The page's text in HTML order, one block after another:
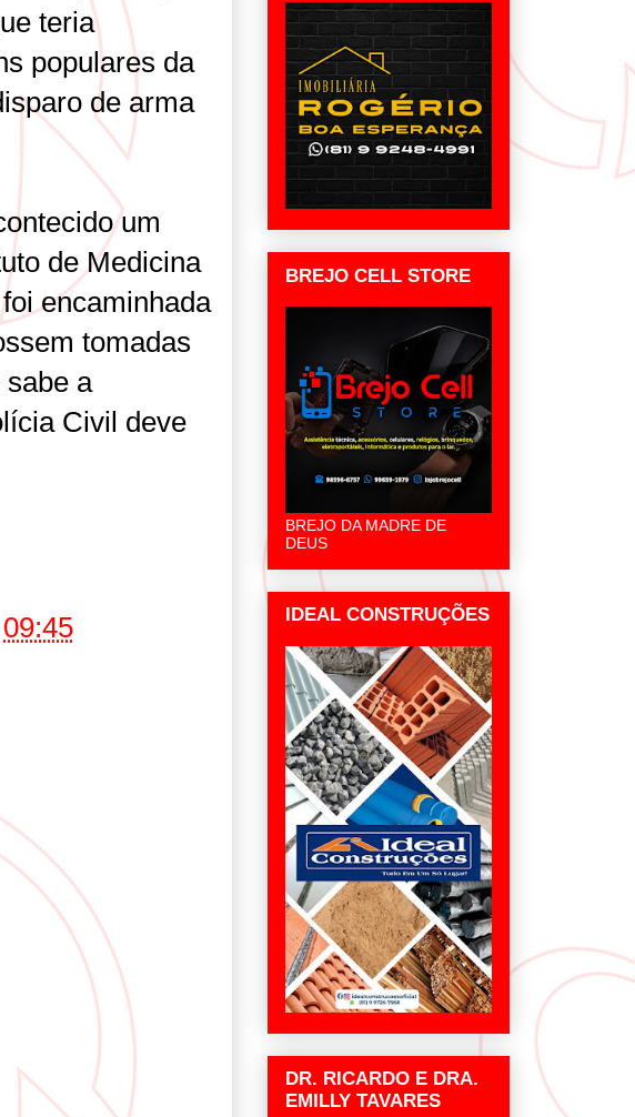
teria
populares da
de arma
um
de Medicina
encaminhada
tomadas
a
Civil deve
09:45
BREJO CELL STORE
BREJO DA MADRE DE
DEUS
IDEAL CONSTRUÇÕES
DR. RICARDO E DRA.
EMILLY TAVARES